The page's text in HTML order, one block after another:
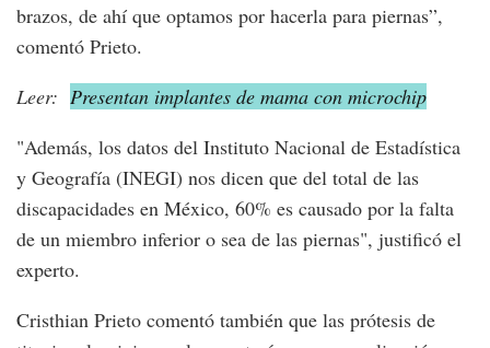
brazos, de ahí que optamos por hacerla para piernas”,
comentó Prieto.
Leer: Presentan implantes de mama con microchip
"Además, los datos del Instituto Nacional de Estadística
y Geografía (INEGI) nos dicen que del total de las
discapacidades en México, 60% es causado por la falta
de un miembro inferior o sea de las piernas", justificó el
experto.
Cristhian Prieto comentó también que las prótesis de